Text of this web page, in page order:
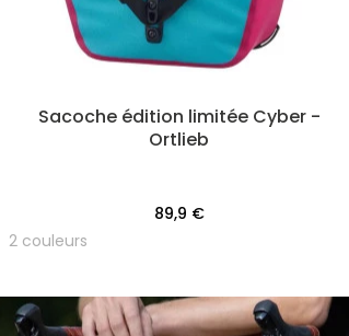
Sacoche édition limitée Cyber -
Ortlieb
89,9 €
2 couleurs